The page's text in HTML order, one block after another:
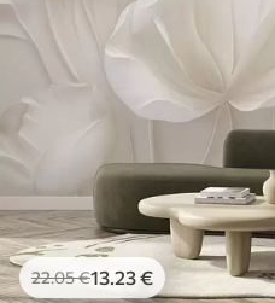
22.05€13 .23€